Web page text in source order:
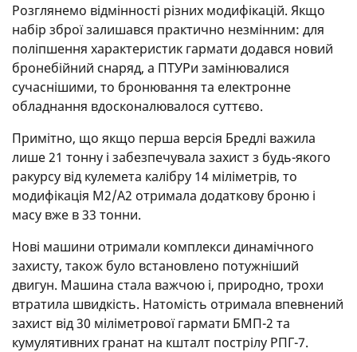
Розглянемо відмінності різних модифікацій. Якщо
набір зброї залишався практично незмінним: для
поліпшення характеристик гармати додався новий
бронебійний снаряд, а ПТУРи замінювалися
сучаснішими, то бронювання та електронне
обладнання вдосконалювалося суттєво.
Примітно, що якщо перша версія Бредлі важила
лише 21 тонну і забезпечувала захист з будь-якого
ракурсу від кулемета калібру 14 міліметрів, то
модифікація M2/A2 отримала додаткову броню і
масу вже в 33 тонни.
Нові машини отримали комплекси динамічного
захисту, також було встановлено потужніший
двигун. Машина стала важчою і, природно, трохи
втратила швидкість. Натомість отримала впевнений
захист від 30 міліметрової гармати БМП-2 та
кумулятивних гранат на кшталт пострілу РПГ-7.